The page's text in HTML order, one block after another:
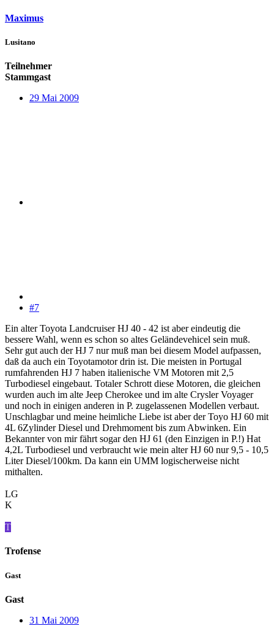
Maximus
Lusitano
Teilnehmer
Stammgast
29 Mai 2009
#7
Ein alter Toyota Landcruiser HJ 40 - 42 ist aber eindeutig die
bessere Wahl, wenn es schon so altes Geländevehicel sein muß.
Sehr gut auch der HJ 7 nur muß man bei diesem Model aufpassen,
daß da auch ein Toyotamotor drin ist. Die meisten in Portugal
rumfahrenden HJ 7 haben italienische VM Motoren mit 2,5
Turbodiesel eingebaut. Totaler Schrott diese Motoren, die gleichen
wurden auch im alte Jeep Cherokee und im alte Crysler Voyager
und noch in einigen anderen in P. zugelassenen Modellen verbaut.
Unschlagbar und meine heimliche Liebe ist aber der Toyo HJ 60 mit
4L 6Zylinder Diesel und Drehmoment bis zum Abwinken. Ein
Bekannter von mir fährt sogar den HJ 61 (den Einzigen in P.!) Hat
4,2L Turbodiesel und verbraucht wie mein alter HJ 60 nur 9,5 - 10,5
Liter Diesel/100km. Da kann ein UMM logischerweise nicht
mithalten.
LG
K
T
Trofense
Gast
Gast
31 Mai 2009